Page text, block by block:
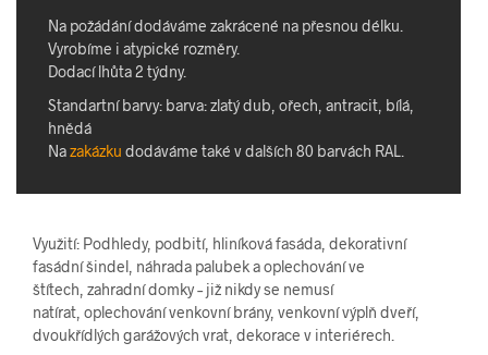
Na požádání dodáváme zakrácené na přesnou délku.
Vyrobíme i atypické rozměry.
Dodací lhůta 2 týdny.
Standartní barvy: barva: zlatý dub, ořech, antracit, bílá,
hnědá
Nazakázku dodáváme také v dalších 80 barvách RAL.
Využití: Podhledy, podbití, hliníková fasáda, dekorativní
fasádní šindel, náhrada palubek a oplechování ve
štítech, zahradní domky – již nikdy se nemusí
natírat, oplechování venkovní brány, venkovní výplň dveří,
dvoukřídlých garážových vrat, dekorace v interiérech.